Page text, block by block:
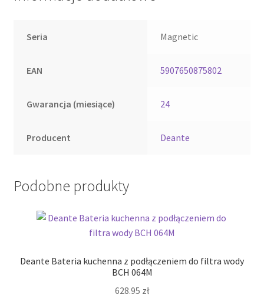
Seria Magnetic
EAN 5907650875802
Gwarancja (miesiące) 24
Producent Deante
Podobne produkty
Deante Bateria kuchenna z podłączeniem do filtra wody
BCH 064M
628.95 zł